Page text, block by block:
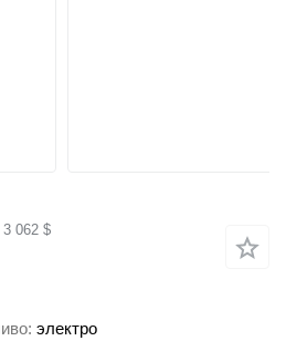
3 062 $
электро